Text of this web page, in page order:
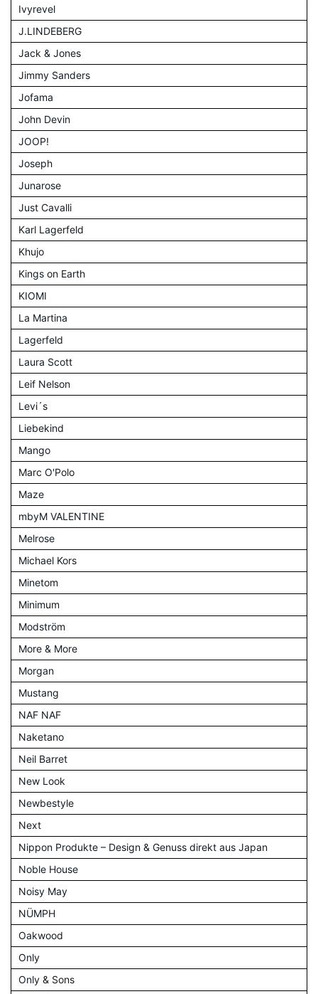
Ivyrevel
J.LINDEBERG
Jack & Jones
Jimmy Sanders
Jofama
John Devin
JOOP!
Joseph
Junarose
Just Cavalli
Karl Lagerfeld
Khujo
Kings on Earth
KIOMI
La Martina
Lagerfeld
Laura Scott
Leif Nelson
Levi´s
Liebekind
Mango
Marc O'Polo
Maze
mbyM VALENTINE
Melrose
Michael Kors
Minetom
Minimum
Modström
More & More
Morgan
Mustang
NAF NAF
Naketano
Neil Barret
New Look
Newbestyle
Next
Nippon Produkte – Design & Genuss direkt aus Japan
Noble House
Noisy May
NÜMPH
Oakwood
Only
Only & Sons